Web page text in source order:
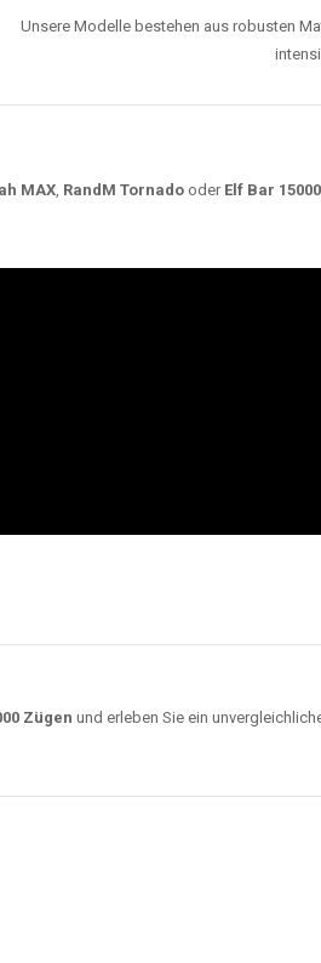
Unsere Modelle bestehen aus robusten
MAX, RandM Tornado oder Elf Bar 15000
Zügen und erleben Sie ein